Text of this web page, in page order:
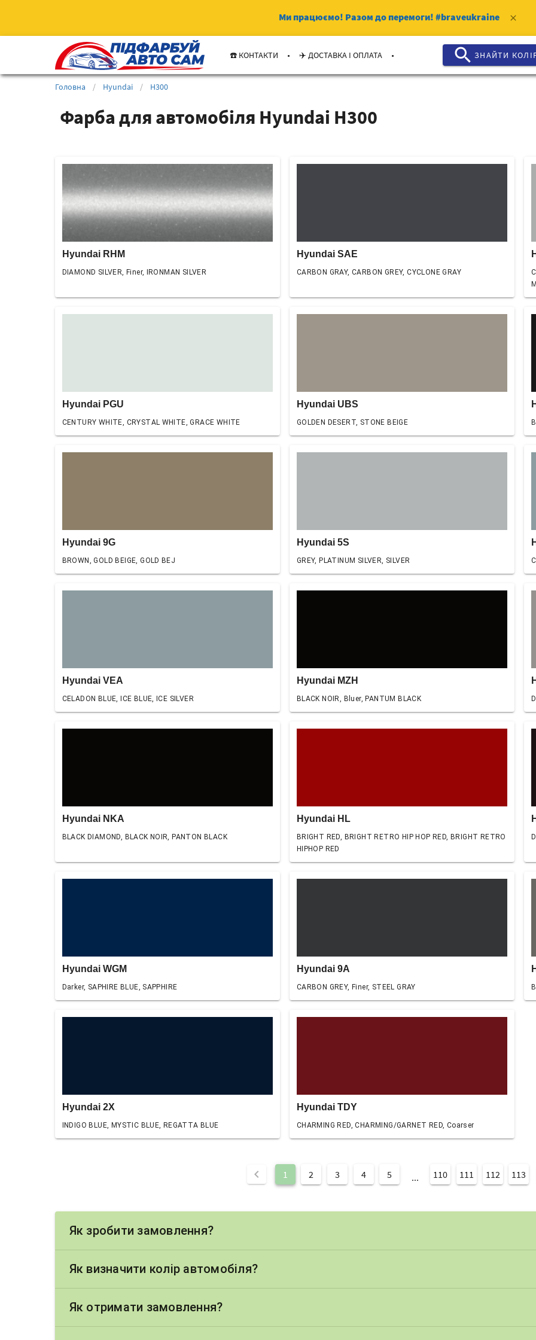
Ми працюємо! Разом до перемоги! #braveukraine clear
☎️ КОНТАКТИ . ✈️ ДОСТАВКА І ОПЛАТА . search ЗНАЙТИ
Головна / Hyundai / H300
Фарба для автомобіля Hyundai H300
Hyundai RHM
DIAMOND SILVER, Finer, IRONMAN SILVER
Hyundai SAE
CARBON GRAY, CARBON GREY, CYCLONE GRAY
Hyundai PGU
CENTURY WHITE, CRYSTAL WHITE, GRACE WHITE
Hyundai UBS
GOLDEN DESERT, STONE BEIGE
Hyundai 9G
BROWN, GOLD BEIGE, GOLD BEJ
Hyundai 5S
GREY, PLATINUM SILVER, SILVER
Hyundai VEA
CELADON BLUE, ICE BLUE, ICE SILVER
Hyundai MZH
BLACK NOIR, Bluer, PANTUM BLACK
Hyundai NKA
BLACK DIAMOND, BLACK NOIR, PANTON BLACK
Hyundai HL
BRIGHT RED, BRIGHT RETRO HIP HOP RED, BRIGHT RETRO
HIPHOP RED
Hyundai WGM
Darker, SAPHIRE BLUE, SAPPHIRE
Hyundai 9A
CARBON GREY, Finer, STEEL GRAY
Hyundai 2X
INDIGO BLUE, MYSTIC BLUE, REGATTA BLUE
Hyundai TDY
CHARMING RED, CHARMING/GARNET RED, Coarser
chevron_left 1 2 3 4 5 ... 110 111 112 113
Як зробити замовлення?
Як визначити колір автомобіля?
Як отримати замовлення?